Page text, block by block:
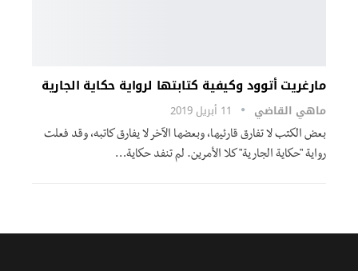
مارغریت أتوود وكیفیة كتابتھا لروایة حكایة الجاریة
ماهي القاضي 11 أبريل 2019
بعض الكتب لا تفارق قارئیھا، وبعضھا الآخر لا یفارق كاتبه، وقد فعلت
روایة "حكایة الجاریة" كلا الأمرین. لم تنفد حكایة…